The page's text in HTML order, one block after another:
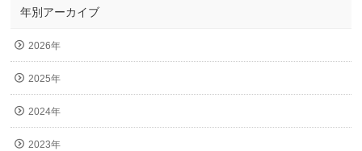
年別アーカイブ
2026年
2025年
2024年
2023年